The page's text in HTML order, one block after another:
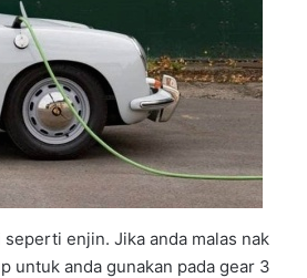
enjin. Jika anda malas nak
untuk anda gunakan pada gear 3